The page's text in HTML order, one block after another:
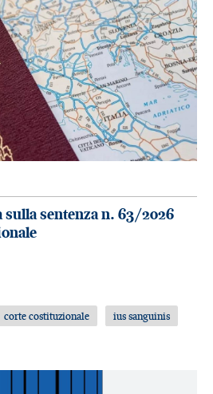
sentenza n. 63/2026
corte costituzionale ius sanguinis